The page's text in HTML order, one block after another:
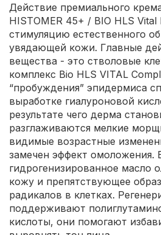
Действие премиального
HISTOMER 45+ / BIO HLS
стимуляцию естественного
увядающей кожи. Главные
вещества - это стволовые
комплекс Bio HLS VITAL
“пробуждения” эпидермиса
выработке гиалуроновой
результате чего дерма
разглаживаются мелкие
видимые возрастные
замечен эффект омоложения.
гидрогенизированное масло
кожу и препятствующее
радикалов в клетках.
поддерживают
кислоты, они помогают